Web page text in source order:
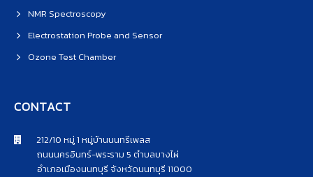
NMR Spectroscopy
Electrostation Probe and Sensor
Ozone Test Chamber
CONTACT
212/10 หมู่ 1 หมู่บ้านนนทรีเพลส
ถนนนครอินทร์-พระราม 5 ตำบลบางไผ่
อำเภอเมืองนนทบุรี จังหวัดนนทบุรี 11000